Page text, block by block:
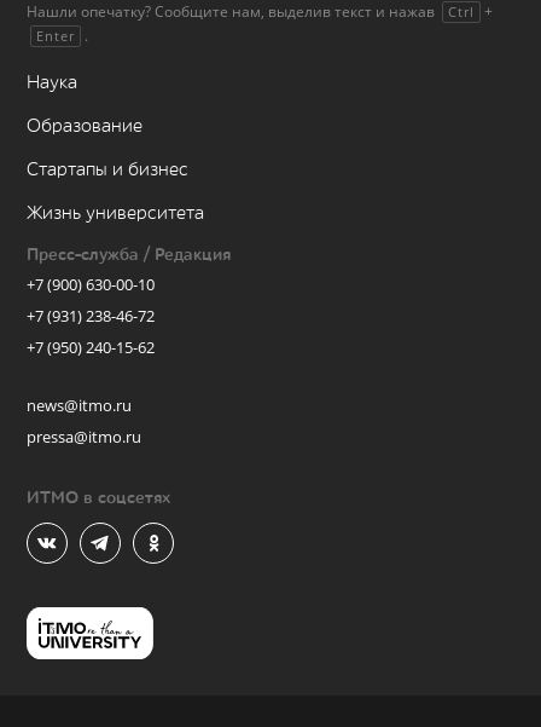
Нашли опечатку? Сообщите нам, выделив текст и нажав Ctrl +
Enter .
Наука
Образование
Стартапы и бизнес
Жизнь университета
Пресс-служба / Редакция
+7 (900) 630-00-10
+7 (931) 238-46-72
+7 (950) 240-15-62
news@itmo.ru
pressa@itmo.ru
ИТМО в соцсетях